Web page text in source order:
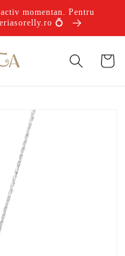
momentan. Pentru
💍
Coș